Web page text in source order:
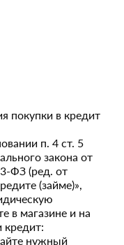
покупки в кредит
п. 4 ст. 5
закона от
ФЗ (ред. от
(займе)»,
в магазине и на
кредит:
нужный